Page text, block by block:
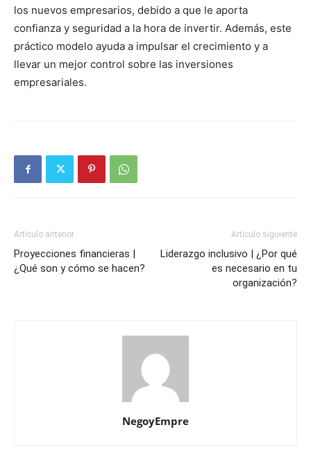
los nuevos empresarios, debido a que le aporta
confianza y seguridad a la hora de invertir. Además, este
práctico modelo ayuda a impulsar el crecimiento y a
llevar un mejor control sobre las inversiones
empresariales.
Artículo anterior
Proyecciones financieras |
¿Qué son y cómo se hacen?
Artículo siguiente
Liderazgo inclusivo | ¿Por qué
es necesario en tu
organización?
NegoyEmpre